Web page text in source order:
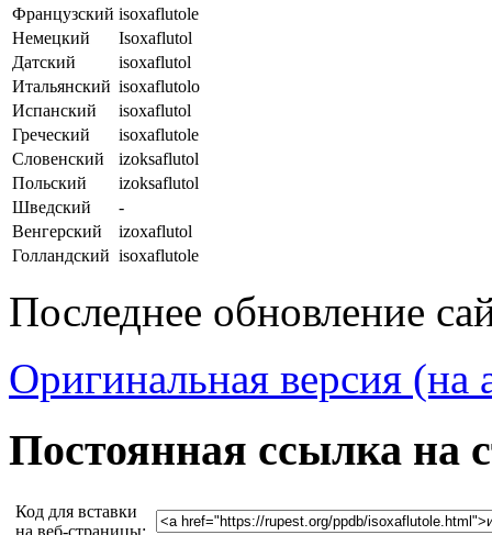
Французский isoxaflutole
Немецкий
Isoxaflutol
Датский
isoxaflutol
Итальянский isoxaflutolo
Испанский
isoxaflutol
Греческий
isoxaflutole
Словенский
izoksaflutol
Польский
izoksaflutol
Шведский
-
Венгерский
izoxaflutol
Голландский isoxaflutole
Последнее обновление
Оригинальная версия (на
Постоянная ссылка на
Код для вставки